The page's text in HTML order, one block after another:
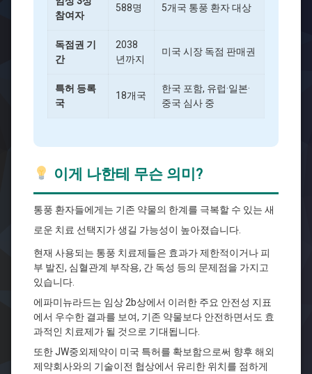
참여자
588명 5개국 통풍 환자 대상
독점권 기
간
2038
년까지
미국 시장 독점 판매권
특허 등록
국
18개국
한국 포함, 유럽·일본·
중국 심사 중
이게 나한테 무슨 의미?
통풍 환자들에게는 기존 약물의 한계를 극복할 수 있는 새
로운 치료 선택지가 생길 가능성이 높아졌습니다.
현재 사용되는 통풍 치료제들은 효과가 제한적이거나 피
부 발진, 심혈관계 부작용, 간 독성 등의 문제점을 가지고
있습니다.
에파미뉴라드는 임상 2b상에서 이러한 주요 안전성 지표
에서 우수한 결과를 보여, 기존 약물보다 안전하면서도 효
과적인 치료제가 될 것으로 기대됩니다.
또한 JW중외제약이 미국 특허를 확보함으로써 향후 해외
제약회사와의 기술이전 협상에서 유리한 위치를 점하게